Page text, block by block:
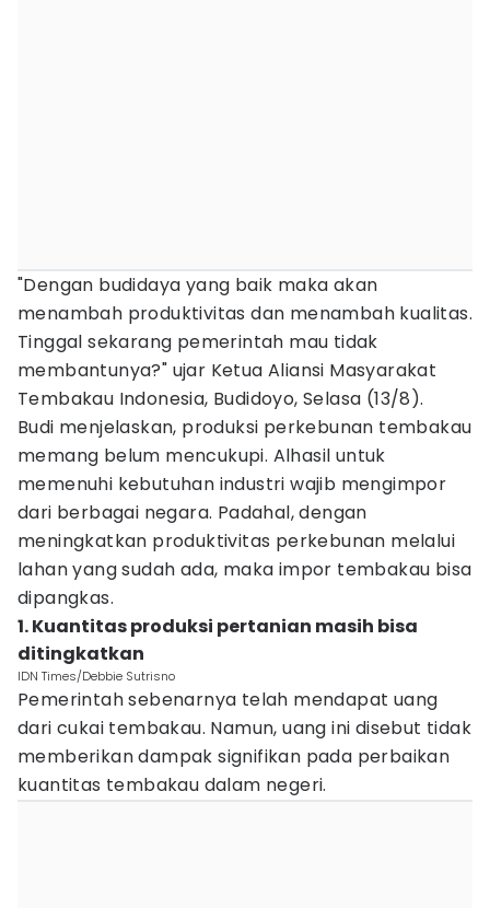
"Dengan budidaya yang baik maka akan
menambah produktivitas dan menambah kualitas.
Tinggal sekarang pemerintah mau tidak
membantunya?" ujar Ketua Aliansi Masyarakat
Tembakau Indonesia, Budidoyo, Selasa (13/8).
Budi menjelaskan, produksi perkebunan tembakau
memang belum mencukupi. Alhasil untuk
memenuhi kebutuhan industri wajib mengimpor
dari berbagai negara. Padahal, dengan
meningkatkan produktivitas perkebunan melalui
lahan yang sudah ada, maka impor tembakau bisa
dipangkas.
1. Kuantitas produksi pertanian masih bisa
ditingkatkan
IDN Times/Debbie Sutrisno
Pemerintah sebenarnya telah mendapat uang
dari cukai tembakau. Namun, uang ini disebut tidak
memberikan dampak signifikan pada perbaikan
kuantitas tembakau dalam negeri.